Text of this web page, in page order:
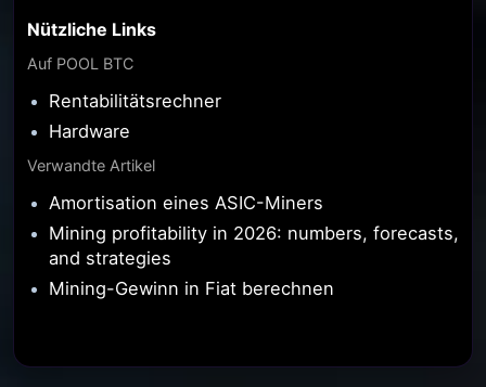
Nützliche Links
Auf POOL BTC
Rentabilitätsrechner
Hardware
Verwandte Artikel
Amortisation eines ASIC-Miners
Mining profitability in 2026: numbers, forecasts,
and strategies
Mining-Gewinn in Fiat berechnen